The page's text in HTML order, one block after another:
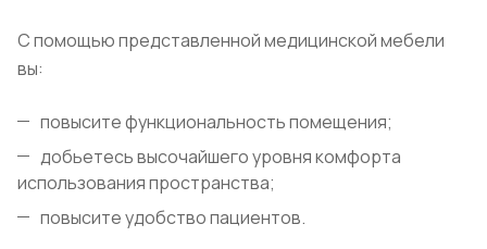
С помощью представленной медицинской мебели
вы:
повысите функциональность помещения;
добьетесь высочайшего уровня комфорта
использования пространства;
повысите удобство пациентов.